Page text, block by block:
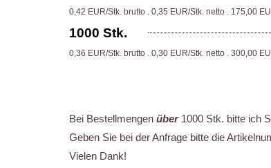
0,42 EUR/Stk. brutto . 0,35 EUR/Stk. netto . 175,00
1000 Stk.
0,36 EUR/Stk. brutto . 0,30 EUR/Stk. netto . 300,00
Bei Bestellmengen über 1000 Stk. bitte ich
Geben Sie bei der Anfrage bitte die
Vielen Dank!